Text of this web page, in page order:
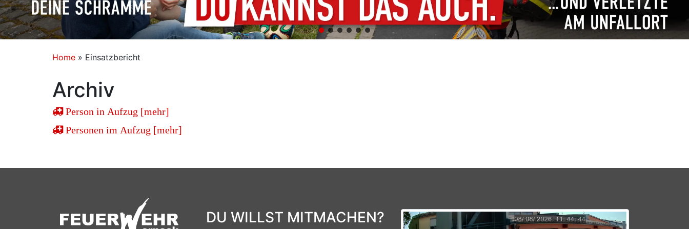
Home » Einsatzbericht
Archiv
Person in Aufzug [mehr]
Personen im Aufzug [mehr]
DU WILLST MITMACHEN?